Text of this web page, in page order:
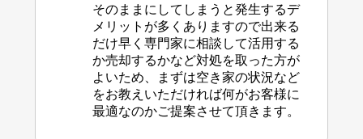
そのままにしてしまうと発生するデ
メリットが多くありますので出来る
だけ早く専門家に相談して活用する
か売却するかなど対処を取った方が
よいため、まずは空き家の状況など
をお教えいただければ何がお客様に
最適なのかご提案させて頂きます。